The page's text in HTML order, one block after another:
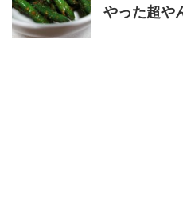
やった超や